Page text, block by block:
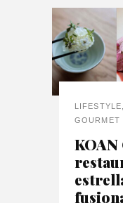
LIFESTYLE
GOURMET
KOAN